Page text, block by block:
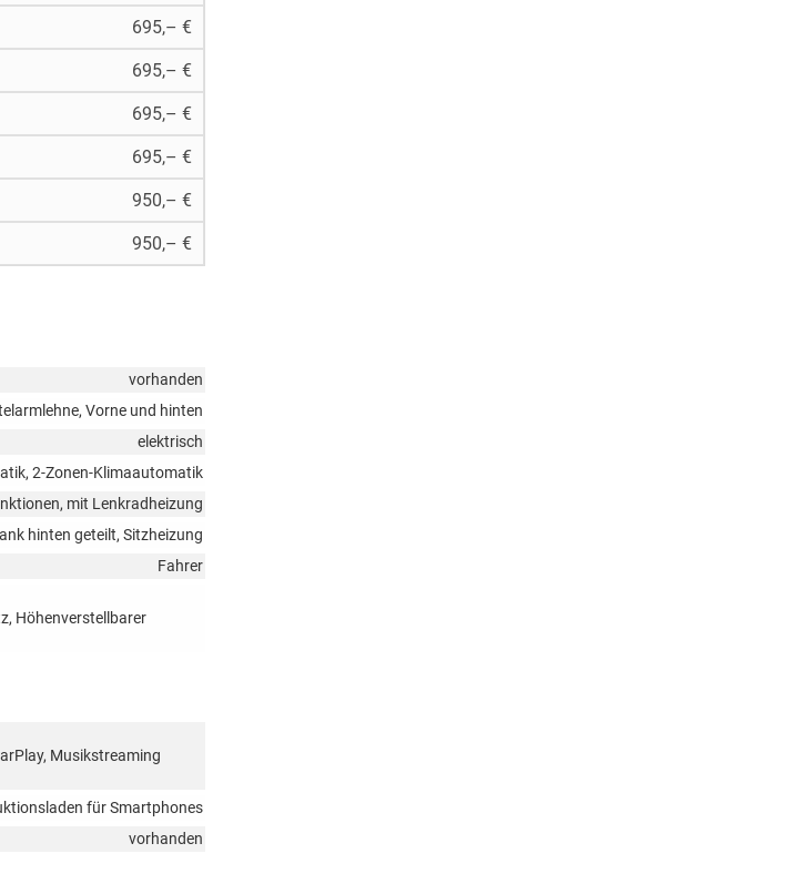
695,– €
695,– €
695,– €
695,– €
950,– €
950,– €
vorhanden
Vorne und hinten
elektrisch
2-Zonen-Klimaautomatik
mit Lenkradheizung
hinten geteilt, Sitzheizung
Fahrer
Höhenverstellbarer
Musikstreaming
für Smartphones
vorhanden